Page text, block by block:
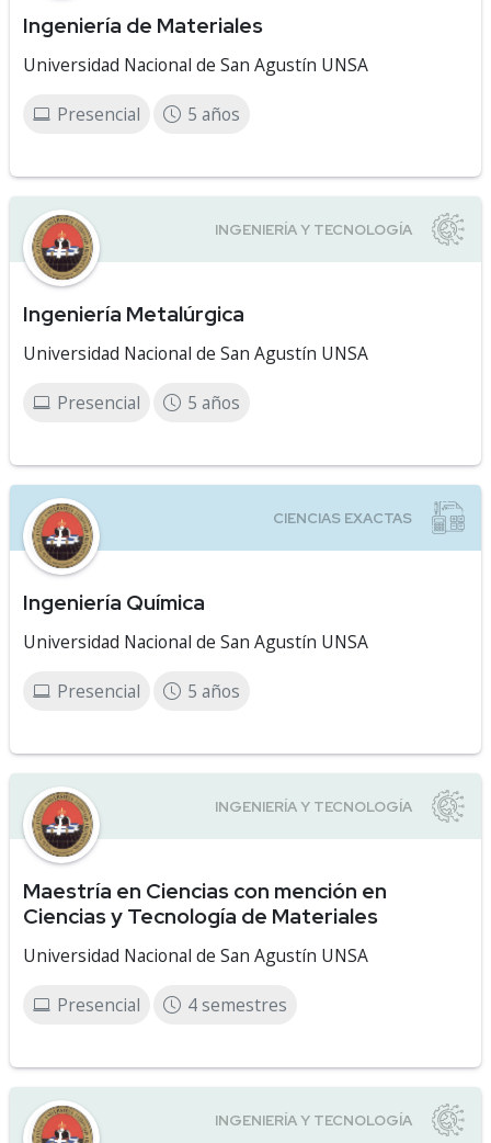
Ingeniería de Materiales
Universidad Nacional de San Agustín UNSA
Presencial 5 años
Ingeniería Metalúrgica
Universidad Nacional de San Agustín UNSA
Presencial 5 años
Ingeniería Química
Universidad Nacional de San Agustín UNSA
Presencial 5 años
Maestría en Ciencias con mención en
Ciencias y Tecnología de Materiales
Universidad Nacional de San Agustín UNSA
Presencial 4 semestres